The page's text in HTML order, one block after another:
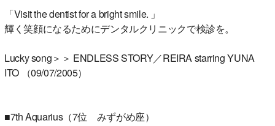
「Visit the dentist for a bright smile. 」
輝く笑顔になるためにデンタルクリニックで検診を。
Lucky song＞＞ ENDLESS STORY／REIRA starring YUNA
ITO （09/07/2005）
■7th Aquarius（7位 みずがめ座）